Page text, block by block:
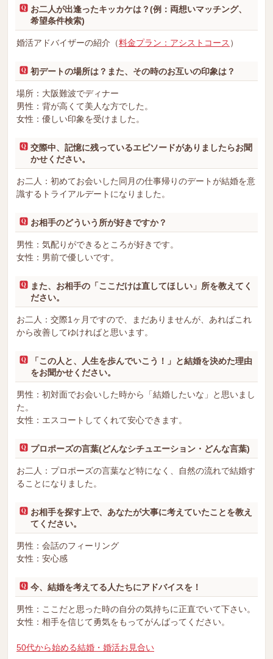
お二人が出逢ったキッカケは？(例：両想いマッチング、
希望条件検索)
婚活アドバイザーの紹介（料金プラン：アシストコース ）
初デートの場所は？また、その時のお互いの印象は？
場所：大阪難波でディナー
男性：背が高くて美人な方でした。
女性：優しい印象を受けました。
交際中、記憶に残っているエピソードがありましたらお聞
かせください。
お二人：初めてお会いした同月の仕事帰りのデートが結婚を意
識するトライアルデートになりました。
お相手のどういう所が好きですか？
男性：気配りができるところが好きです。
女性：男前で優しいです。
また、お相手の「ここだけは直してほしい」所を教えてく
ださい。
お二人：交際1ヶ月ですので、まだありませんが、あればこれ
から改善してゆければと思います。
「この人と、人生を歩んでいこう！」と結婚を決めた理由
をお聞かせください。
男性：初対面でお会いした時から「結婚したいな」と思いまし
た。
女性：エスコートしてくれて安心できます。
プロポーズの言葉(どんなシチュエーション・どんな言葉)
お二人：プロポーズの言葉など特になく、自然の流れで結婚す
ることになりました。
お相手を探す上で、あなたが大事に考えていたことを教え
てください。
男性：会話のフィーリング
女性：安心感
今、結婚を考えてる人たちにアドバイスを！
男性：ここだと思った時の自分の気持ちに正直でいて下さい。
女性：相手を信じて勇気をもってがんばってください。
50代から始める結婚・婚活お見合い